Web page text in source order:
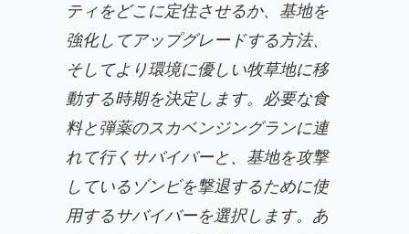
ティをどこに定住させるか、基地を
強化してアップグレードする方法、
そしてより環境に優しい牧草地に移
動する時期を決定します。必要な食
料と弾薬のスカベンジングランに連
れて行くサバイバーと、基地を攻撃
しているゾンビを撃退するために使
用するサバイバーを選択します。あ